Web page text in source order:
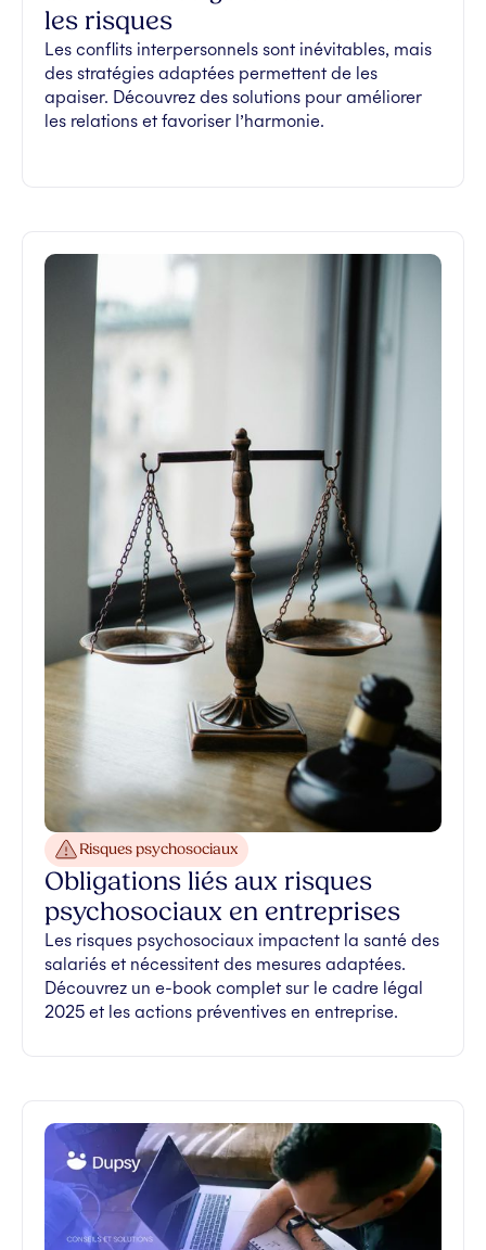
les risques
Les conflits interpersonnels sont inévitables, mais
des stratégies adaptées permettent de les
apaiser. Découvrez des solutions pour améliorer
les relations et favoriser l’harmonie.
Risques psychosociaux
Obligations liés aux risques
psychosociaux en entreprises
Les risques psychosociaux impactent la santé des
salariés et nécessitent des mesures adaptées.
Découvrez un e-book complet sur le cadre légal
2025 et les actions préventives en entreprise.